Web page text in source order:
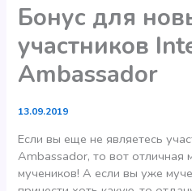
Бонус для
участников
Ambassador
13.09.2019
Если вы еще не являетесь
Ambassador, то вот отличная
мучеников! А если вы уже